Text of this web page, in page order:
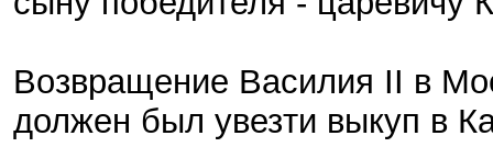
Возвращение Василия II в
должен был увезти выкуп в